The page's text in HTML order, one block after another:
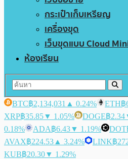
กระเป๋าเก็บเหรียญ
เครื่องขุด
เว็บขุดแบบ Cloud
ห้องเรียน
BTC฿2,134,031 ▲ 0.24% ETH฿
XRP฿35.85▼ 1.05% DOGE฿2.34
0.18%
ADA฿6.43▼ 1.19% DOT
AVAX฿224.53 ▲ 3.24% LINK฿
KUB฿20.30▼ 1.29%